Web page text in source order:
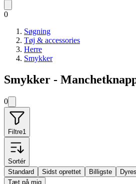
0
Søgning
Tøj & accessories
Herre
Smykker
Smykker -
0
Filtre1
Sortér
Standard
Sidst oprettet Billigste
Tæt på mig